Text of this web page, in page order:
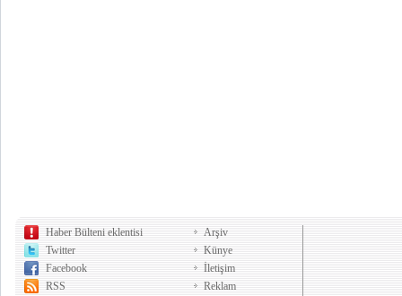
Haber Bülteni eklentisi
Twitter
Facebook
RSS
Arşiv
Künye
İletişim
Reklam